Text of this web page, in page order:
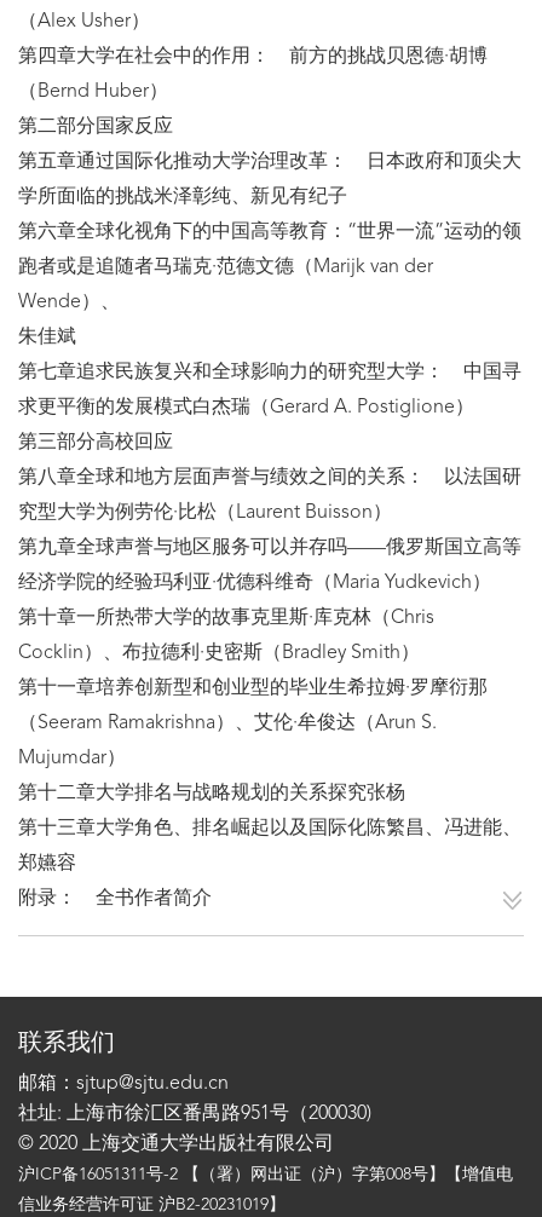
（Alex Usher）
第四章大学在社会中的作用： 前方的挑战贝恩德·胡博
（Bernd Huber）
第二部分国家反应
第五章通过国际化推动大学治理改革： 日本政府和顶尖大
学所面临的挑战米泽彰纯、新见有纪子
第六章全球化视角下的中国高等教育：“世界一流”运动的领
跑者或是追随者马瑞克·范德文德（Marijk van der
Wende）、
朱佳斌
第七章追求民族复兴和全球影响力的研究型大学： 中国寻
求更平衡的发展模式白杰瑞（Gerard A. Postiglione）
第三部分高校回应
第八章全球和地方层面声誉与绩效之间的关系： 以法国研
究型大学为例劳伦·比松（Laurent Buisson）
第九章全球声誉与地区服务可以并存吗——俄罗斯国立高等
经济学院的经验玛利亚·优德科维奇（Maria Yudkevich）
第十章一所热带大学的故事克里斯·库克林（Chris
Cocklin）、布拉德利·史密斯（Bradley Smith）
第十一章培养创新型和创业型的毕业生希拉姆·罗摩衍那
（Seeram Ramakrishna）、艾伦·牟俊达（Arun S.
Mujumdar）
第十二章大学排名与战略规划的关系探究张杨
第十三章大学角色、排名崛起以及国际化陈繁昌、冯进能、
郑嬿容
附录： 全书作者简介
联系我们
邮箱：sjtup@sjtu.edu.cn
社址: 上海市徐汇区番禺路951号（200030)
© 2020 上海交通大学出版社有限公司
沪ICP备16051311号-2 【（署）网出证（沪）字第008号】【增值电
信业务经营许可证 沪B2-20231019】